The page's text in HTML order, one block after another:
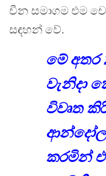
චීන සමාගම එම
සඳහන් වේ.
මේ අතර
වැනිදා
විවෘත
කරමින්